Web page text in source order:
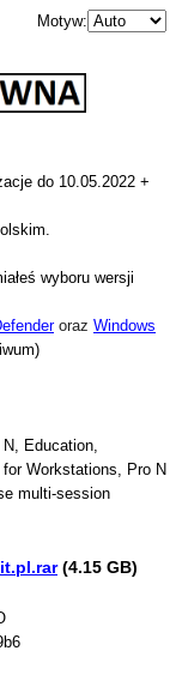
Motyw:
do 10.05.2022 +
wyboru wersji
oraz Windows
Education,
Workstations, Pro N
multi-session
(4.15 GB)